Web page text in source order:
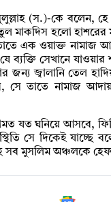
(স.)-কে বলেন,
মাকদিস হলো হাশরের
এক ওয়াক্ত নামাজ
সেখানে যাওয়ার
জ্বালানি তেল
সে তাতে নামাজ
যত ঘনিয়ে আসবে,
সে দিকেই
সব মুসলিম অঞ্চলকে